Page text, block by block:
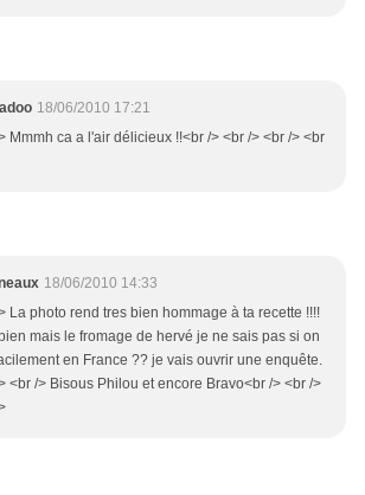
18/06/2010 17:21
Mmmh ca a l'air délicieux !!<br /> <br /> <br /> <br
18/06/2010 14:33
La photo rend tres bien hommage à ta recette !!!!
mais le fromage de hervé je ne sais pas si on
en France ?? je vais ouvrir une enquête.
<br /> Bisous Philou et encore Bravo<br /> <br />